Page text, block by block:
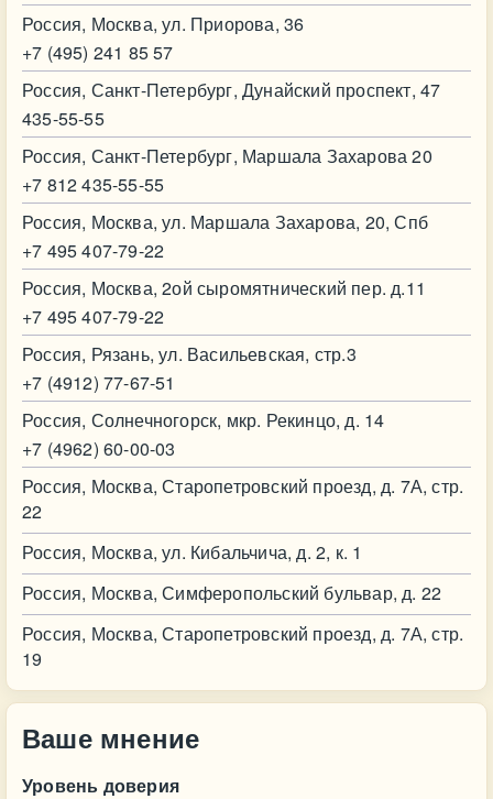
Россия, Москва, ул. Приорова, 36
+7 (495) 241 85 57
Россия, Санкт-Петербург, Дунайский проспект, 47
435-55-55
Россия, Санкт-Петербург, Маршала Захарова 20
+7 812 435-55-55
Россия, Москва, ул. Маршала Захарова, 20, Спб
+7 495 407-79-22
Россия, Москва, 2ой сыромятнический пер. д.11
+7 495 407-79-22
Россия, Рязань, ул. Васильевская, стр.3
+7 (4912) 77-67-51
Россия, Солнечногорск, мкр. Рекинцо, д. 14
+7 (4962) 60-00-03
Россия, Москва, Старопетровский проезд, д. 7А, стр.
22
Россия, Москва, ул. Кибальчича, д. 2, к. 1
Россия, Москва, Симферопольский бульвар, д. 22
Россия, Москва, Старопетровский проезд, д. 7А, стр.
19
Ваше мнение
Уровень доверия